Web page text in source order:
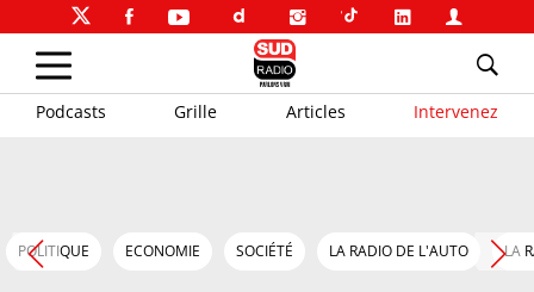
Podcasts Grille Articles Intervenez
POLITIQUE ECONOMIE SOCIÉTÉ LA RADIO DE L'AUTO LA